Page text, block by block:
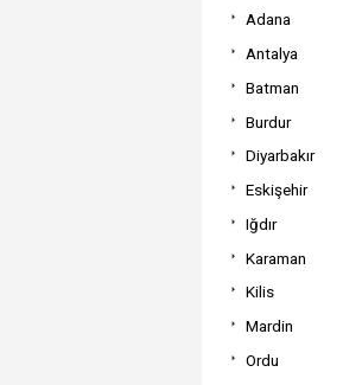
Adana
Antalya
Batman
Burdur
Diyarbakır
Eskişehir
Iğdır
Karaman
Kilis
Mardin
Ordu